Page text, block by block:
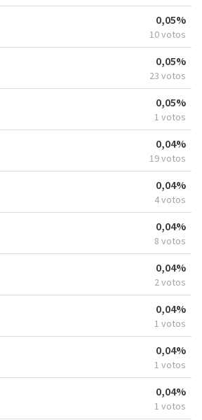
0,05%
10 votos
0,05%
23 votos
0,05%
1 votos
0,04%
19 votos
0,04%
4 votos
0,04%
8 votos
0,04%
2 votos
0,04%
1 votos
0,04%
1 votos
0,04%
1 votos